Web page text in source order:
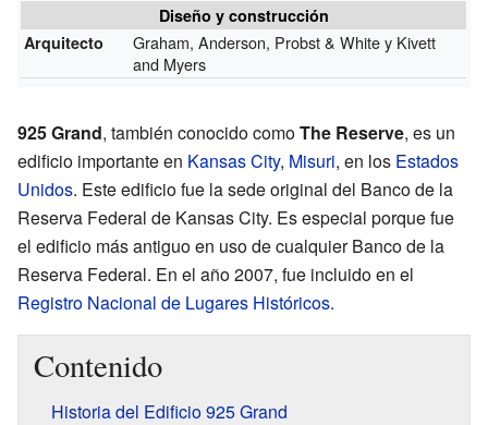
Diseño y construcción
Arquitecto
Graham, Anderson, Probst & White y Kivett
and Myers
925 Grand, también conocido comoThe Reserve, es un
edificio importante en Kansas City, Misuri, en los Estados
Unidos. Este edificio fue la sede original del Banco de la
Reserva Federal de Kansas City. Es especial porque fue
el edificio más antiguo en uso de cualquier Banco de la
Reserva Federal. En el año 2007, fue incluido en el
Registro Nacional de Lugares Históricos.
Contenido
Historia del Edificio 925 Grand